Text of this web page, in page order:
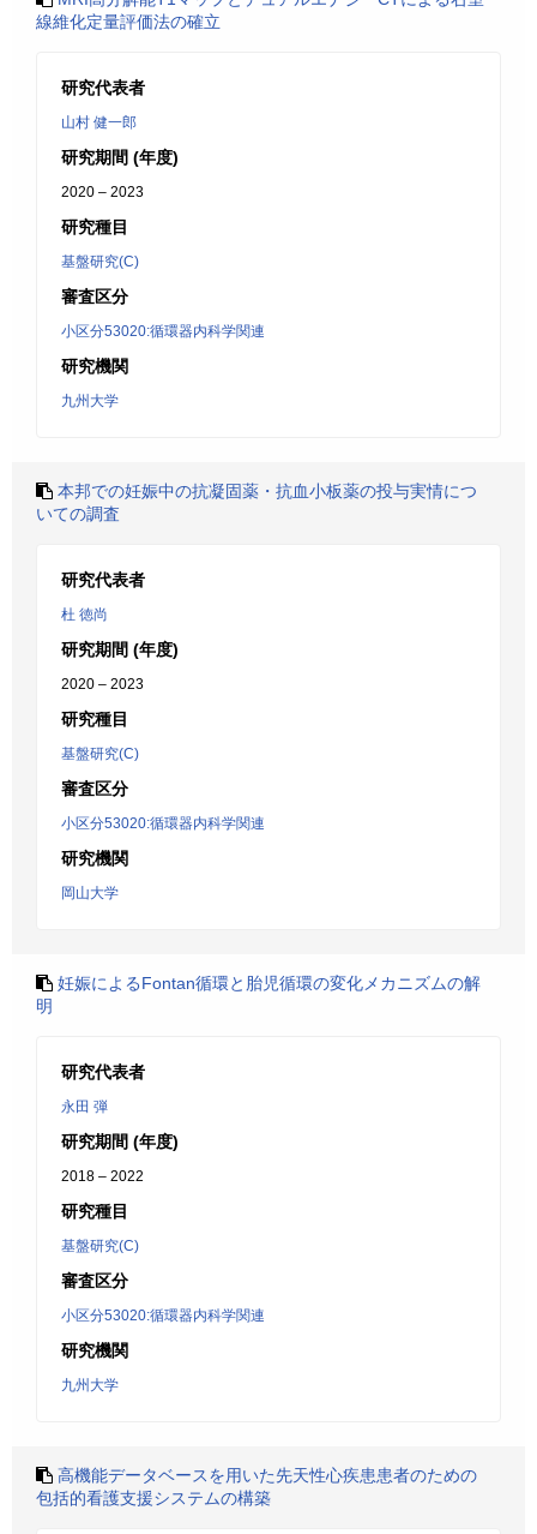
線維化定量評価法の確立
研究代表者
山村 健一郎
研究期間 (年度)
2020 – 2023
研究種目
基盤研究(C)
審査区分
小区分53020:循環器内科学関連
研究機関
九州大学
本邦での妊娠中の抗凝固薬・抗血小板薬の投与実情につ
いての調査
研究代表者
杜 徳尚
研究期間 (年度)
2020 – 2023
研究種目
基盤研究(C)
審査区分
小区分53020:循環器内科学関連
研究機関
岡山大学
妊娠によるFontan循環と胎児循環の変化メカニズムの解
明
研究代表者
永田 弾
研究期間 (年度)
2018 – 2022
研究種目
基盤研究(C)
審査区分
小区分53020:循環器内科学関連
研究機関
九州大学
高機能データベースを用いた先天性心疾患患者のための
包括的看護支援システムの構築